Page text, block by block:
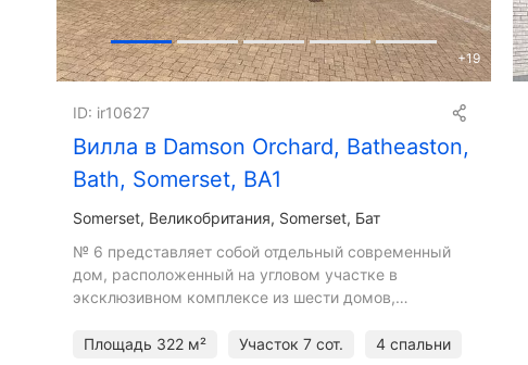
+19
Вилла в Damson Orchard, Batheaston,
Bath, Somerset, BA1
ID: ir10627
Somerset Великобритания, Somerset, Бат
№ 6 представляет собой отдельный современный
дом, расположенный на угловом участке в
эксклюзивном комплексе из шести домов,
соответствует высоким стандартам и пре
Площадь 322 м² Участок 7 сот. 4 спальни